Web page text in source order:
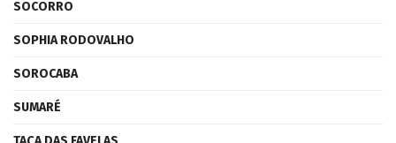
SOCORRO
SOPHIA RODOVALHO
SOROCABA
SUMARÉ